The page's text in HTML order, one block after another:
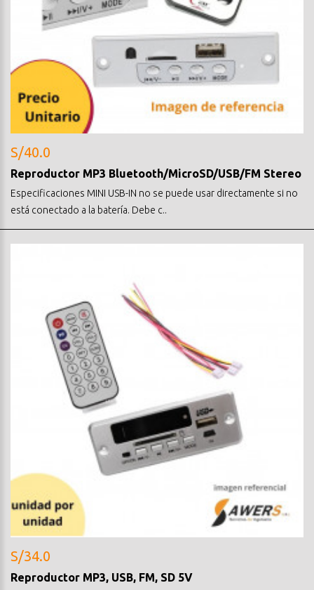
S/40.0
Reproductor MP3 Bluetooth/MicroSD/USB/FM Stereo
Especificaciones MINI USB-IN no se puede usar directamente si no
está conectado a la batería. Debe c..
S/34.0
Reproductor MP3, USB, FM, SD 5V